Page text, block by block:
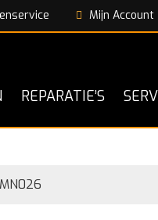
Mijn Account
REPARATIE’S